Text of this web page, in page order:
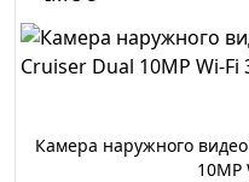
Камера наружного
10MP